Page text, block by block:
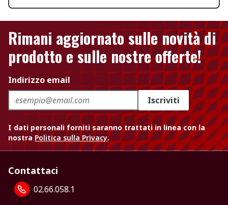
Rimani aggiornato sulle novità di
prodotto e sulle nostre offerte!
Indirizzo email
Iscriviti
I dati personali forniti saranno trattati in linea con la
nostra Politica sulla Privacy.
Contattaci
02.66.058.1